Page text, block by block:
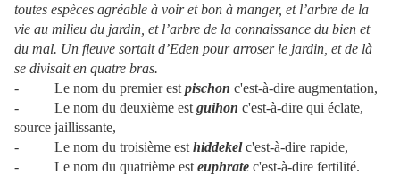
toutes espèces agréable à voir et bon à manger, et l’arbre de la
vie au milieu du jardin, et l’arbre de la connaissance du bien et
du mal. Un fleuve sortait d’Eden pour arroser le jardin, et de là
se divisait en quatre bras.
- Le nom du premier est pischon c'est-à-dire augmentation,
- Le nom du deuxième est guihon c'est-à-dire qui éclate,
source jaillissante,
- Le nom du troisième est hiddekelc'est-à-dire rapide,
- Le nom du quatrième est euphrate c'est-à-dire fertilité.